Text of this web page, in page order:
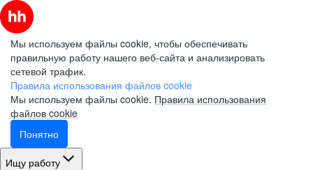
Мы используем файлы cookie, чтобы обеспечивать
правильную работу нашего веб-сайта и анализировать
сетевой трафик.
Правила использования файлов cookie
Мы используем файлы cookie. Правила использования
файлов cookie
Понятно
Ищу работу